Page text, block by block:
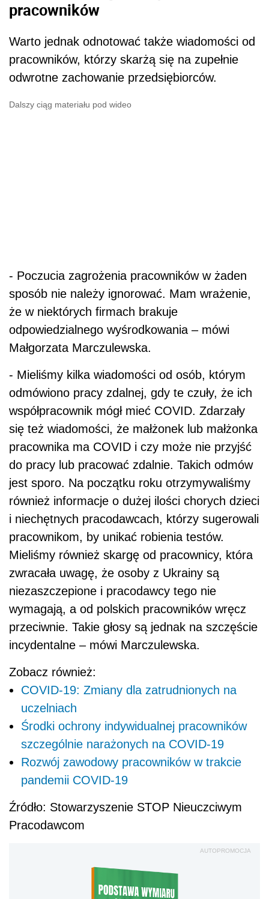
pracowników
Warto jednak odnotować także wiadomości od
pracowników, którzy skarżą się na zupełnie
odwrotne zachowanie przedsiębiorców.
Dalszy ciąg materiału pod wideo
- Poczucia zagrożenia pracowników w żaden
sposób nie należy ignorować. Mam wrażenie,
że w niektórych firmach brakuje
odpowiedzialnego wyśrodkowania – mówi
Małgorzata Marczulewska.
- Mieliśmy kilka wiadomości od osób, którym
odmówiono pracy zdalnej, gdy te czuły, że ich
współpracownik mógł mieć COVID. Zdarzały
się też wiadomości, że małżonek lub małżonka
pracownika ma COVID i czy może nie przyjść
do pracy lub pracować zdalnie. Takich odmów
jest sporo. Na początku roku otrzymywaliśmy
również informacje o dużej ilości chorych dzieci
i niechętnych pracodawcach, którzy sugerowali
pracownikom, by unikać robienia testów.
Mieliśmy również skargę od pracownicy, która
zwracała uwagę, że osoby z Ukrainy są
niezaszczepione i pracodawcy tego nie
wymagają, a od polskich pracowników wręcz
przeciwnie. Takie głosy są jednak na szczęście
incydentalne – mówi Marczulewska.
Zobacz również:
COVID-19: Zmiany dla zatrudnionych na
uczelniach
Środki ochrony indywidualnej pracowników
szczególnie narażonych na COVID-19
Rozwój zawodowy pracowników w trakcie
pandemii COVID-19
Źródło: Stowarzyszenie STOP Nieuczciwym
Pracodawcom
AUTOPROMOCJA